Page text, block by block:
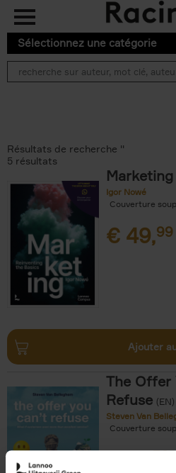
Aller au contenu principal
Sélectionnez une catégorie
Résultats de recherche ''
5 résultats
Marketing
Igor Nowé
Couverture
€ 49,99
Ajouter
The Offer
Refuse (EN)
Steven Van
Couverture
€37,50